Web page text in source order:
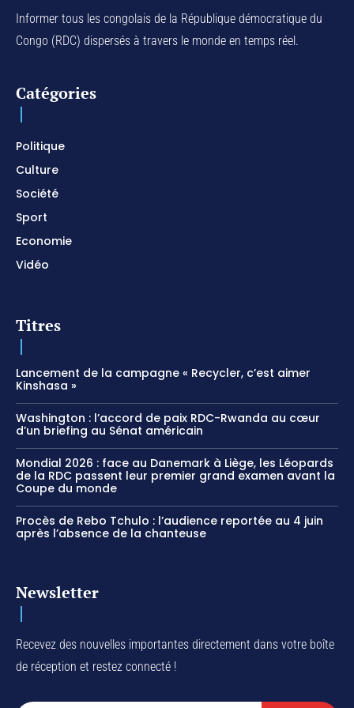
Piano pour prier / Soaking Worship Instrumental
01:17:32
For Your Name Is Holy / Prophetic Worship
I SURRENDER / Soaking Worship Instrumental /
Informer tous les congolais de la République démocratique du
Congo (RDC) dispersés à travers le monde en temps réel.
Catégories
Politique
Culture
Société
Sport
Economie
Vidéo
Titres
Lancement de la campagne « Recycler, c’est aimer
Kinshasa »
Washington : l’accord de paix RDC-Rwanda au cœur
d’un briefing au Sénat américain
Mondial 2026 : face au Danemark à Liège, les Léopards
de la RDC passent leur premier grand examen avant la
Coupe du monde
Procès de Rebo Tchulo : l’audience reportée au 4 juin
après l’absence de la chanteuse
Newsletter
Recevez des nouvelles importantes directement dans votre boîte
de réception et restez connecté !